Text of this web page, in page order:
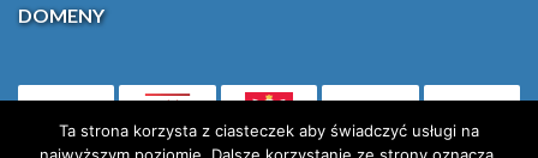
DOMENY
(otwiera się w nowej karcie)Facebook
Ta strona korzysta z ciasteczek aby świadczyć usługi na